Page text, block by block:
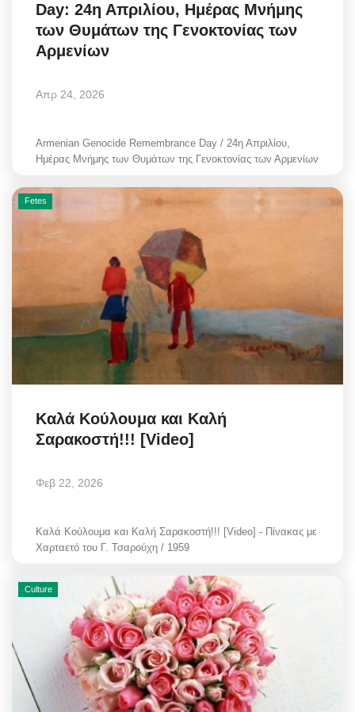
Σεβασμιώτατος Δωρόθεος Β’
Cost Of Living Crisis
Opinion + Analysis
All News
About
Γλώσσα
English
Day: 24η Απριλίου, Ημέρας Μνήμης
των Θυμάτων της Γενοκτονίας των
Αρμενίων
Απρ 24, 2026
Armenian Genocide Remembrance Day / 24η Απριλίου,
Ημέρας Μνήμης των Θυμάτων της Γενοκτονίας των Αρμενίων
Fetes
Καλά Κούλουμα και Καλή
Σαρακοστή!!! [Video]
Φεβ 22, 2026
Καλά Κούλουμα και Καλή Σαρακοστή!!! [Video] - Πίνακας με
Χαρταετό του Γ. Τσαρούχη / 1959
Culture